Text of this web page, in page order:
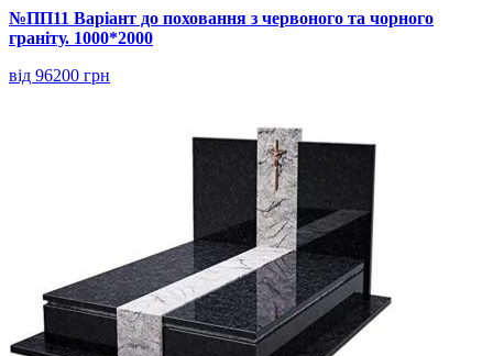
№ПП11 Варіант до поховання з червоного та чорного
граніту. 1000*2000
від 96200 грн